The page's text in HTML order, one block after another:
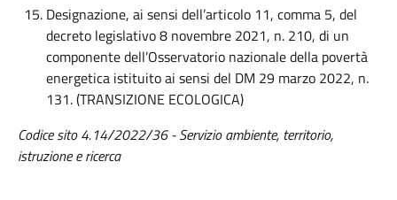
Designazione, ai sensi dell’articolo 11, comma 5, del
decreto legislativo 8 novembre 2021, n. 210, di un
componente dell’Osservatorio nazionale della povertà
energetica istituito ai sensi del DM 29 marzo 2022, n.
131. (TRANSIZIONE ECOLOGICA)
Codice sito 4.14/2022/36 - Servizio ambiente, territorio,
istruzione e ricerca